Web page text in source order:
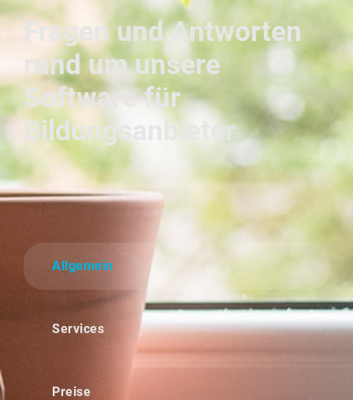
Fragen und Antworten
rund um unsere
Software für
Bildungsanbieter
Allgemein
Services
Preise